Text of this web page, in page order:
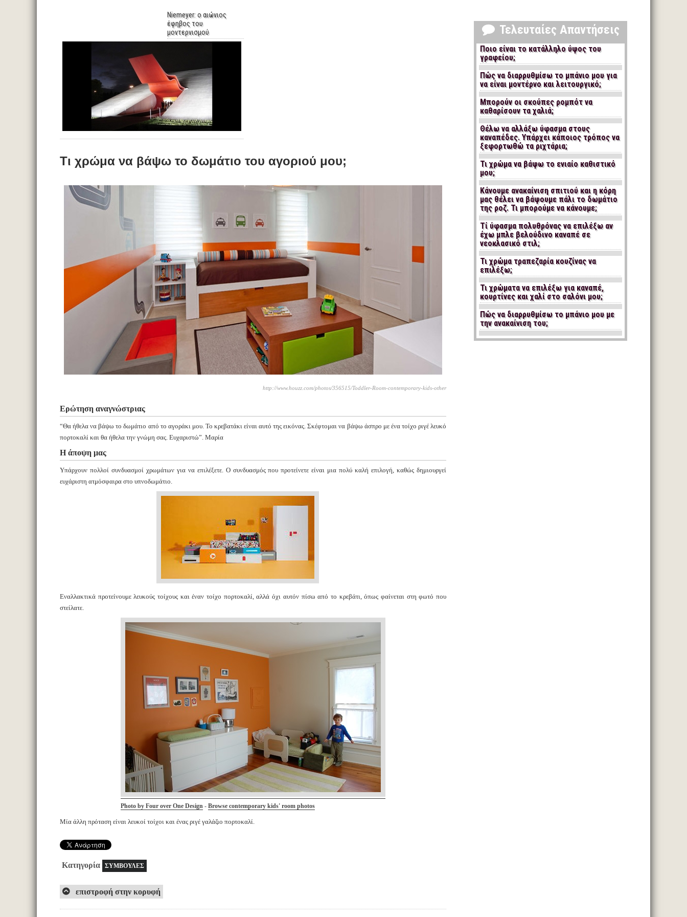
Niemeyer: ο αιώνιος
έφηβος του
μοντερνισμού
Τι χρώμα να βάψω το δωμάτιο του αγοριού μου;
http://www.houzz.com/photos/356515/Toddler-Room-contemporary-kids-other
Ερώτηση αναγνώστριας
“Θα ήθελα να βάψω το δωμάτιο από το αγοράκι μου. Το κρεβατάκι είναι αυτό της εικόνας. Σκέφτομαι να βάψω άσπρο με ένα τοίχο ριγέ λευκό
πορτοκαλί και θα ήθελα την γνώμη σας. Ευχαριστώ”. Μαρία
Η άποψη μας
Υπάρχουν πολλοί συνδυασμοί χρωμάτων για να επιλέξετε. Ο συνδυασμός που προτείνετε είναι μια πολύ καλή επιλογή, καθώς δημιουργεί
ευχάριστη ατμόσφαιρα στο υπνοδωμάτιο.
Εναλλακτικά προτείνουμε λευκούς τοίχους και έναν τοίχο πορτοκαλί, αλλά όχι αυτόν πίσω από το κρεβάτι, όπως φαίνεται στη φωτό που
στείλατε.
Photo by Four over One Design - Browse contemporary kids' room photos
Μία άλλη πρόταση είναι λευκοί τοίχοι και ένας ριγέ γαλάζιο πορτοκαλί.
Κατηγορία ΣΥΜΒΟΥΛΕΣ
επιστροφή στην κορυφή
Τελευταίες Απαντήσεις
Ποιο είναι το κατάλληλο ύψος του
γραφείου;
Πώς να διαρρυθμίσω το μπάνιο μου για
να είναι μοντέρνο και λειτουργικό;
Μπορούν οι σκούπες ρομπότ να
καθαρίσουν τα χαλιά;
Θέλω να αλλάξω ύφασμα στους
καναπέδες. Υπάρχει κάποιος τρόπος να
ξεφορτωθώ τα ριχτάρια;
Τι χρώμα να βάψω το ενιαίο καθιστικό
μου;
Κάνουμε ανακαίνιση σπιτιού και η κόρη
μας θέλει να βάψουμε πάλι το δωμάτιο
της ροζ. Τι μπορούμε να κάνουμε;
Τί ύφασμα πολυθρόνας να επιλέξω αν
έχω μπλε βελούδινο καναπέ σε
νεοκλασικό στιλ;
Τι χρώμα τραπεζαρία κουζίνας να
επιλέξω;
Τι χρώματα να επιλέξω για καναπέ,
κουρτίνες και χαλί στο σαλόνι μου;
Πώς να διαρρυθμίσω το μπάνιο μου με
την ανακαίνιση του;